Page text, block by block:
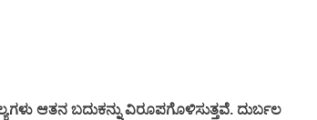
ಆತನ ಬದುಕನ್ನು ವಿರೂಪಗೊಳಿಸುತ್ತವೆ. ದುರ್ಬಲ